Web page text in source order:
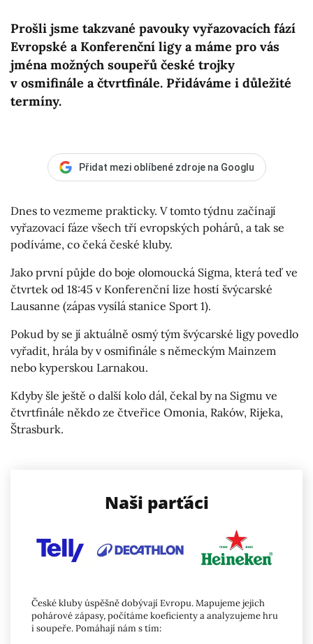
Prošli jsme takzvané pavouky vyřazovacích fází
Evropské a Konferenční ligy a máme pro vás
jména možných soupeřů české trojky
v osmifinále a čtvrtfinále. Přidáváme i důležité
termíny.
Přidat mezi oblíbené zdroje na Googlu
Dnes to vezmeme prakticky. V tomto týdnu začínají
vyřazovací fáze všech tří evropských pohárů, a tak se
podíváme, co čeká české kluby.
Jako první půjde do boje olomoucká Sigma, která teď ve
čtvrtek od 18:45 v Konferenční lize hostí švýcarské
Lausanne (zápas vysílá stanice Sport 1).
Pokud by se jí aktuálně osmý tým švýcarské ligy povedlo
vyřadit, hrála by v osmifinále s německým Mainzem
nebo kyperskou Larnakou.
Kdyby šle ještě o další kolo dál, čekal by na Sigmu ve
čtvrtfinále někdo ze čtveřice Omonia, Raków, Rijeka,
Štrasburk.
Naši parťáci
České kluby úspěšně dobývají Evropu. Mapujeme jejich
pohárové zápasy, počítáme koeficienty a analyzujeme hru
i soupeře. Pomáhají nám s tím: